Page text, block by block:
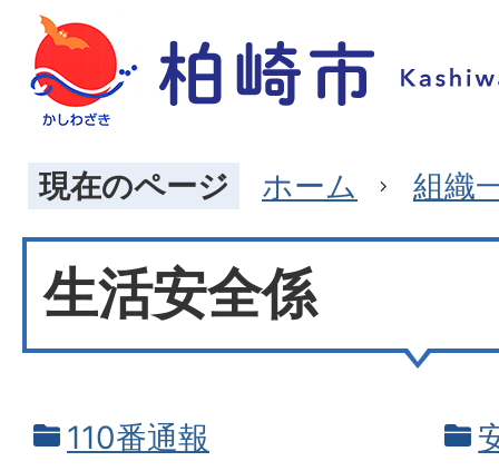
現在のページ ホーム 組織
生活安全係
110番通報